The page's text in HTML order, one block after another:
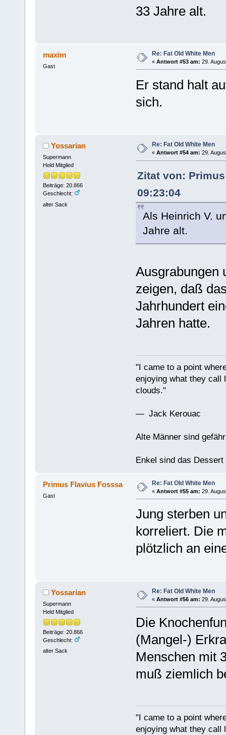
33 Jahre alt.
maxim
Gast
Re: Fat Old White Men
« Antwort #53 am: 29.
Er stand halt
sich.
Yossarian
Supermann
Held Mitglied
Beiträge: 20.866
Geschlecht:
alter Sack
Re: Fat Old White Men
« Antwort #54 am: 29.
Zitat von:
09:23:04
Als Heinrich V.
Jahre alt.
Ausgrabungen
zeigen, daß
Jahrhundert
Jahren hatte.
"I came to a point
enjoying what they call
clouds."
— Jack Kerouac
Alte Männer sind
Enkel sind das Dessert
Primus Flavius Fosssa
Gast
Re: Fat Old White Men
« Antwort #55 am: 29.
Jung sterben
korreliert. Die
plötzlich an
Yossarian
Supermann
Held Mitglied
Beiträge: 20.866
Geschlecht:
alter Sack
Re: Fat Old White Men
« Antwort #56 am: 29.
Die
(Mangel-)
Menschen mit
muß ziemlich
"I came to a point
enjoying what they call